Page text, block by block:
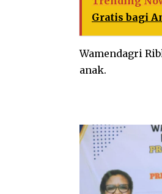
Gratis bagi
Wamendagri
anak.